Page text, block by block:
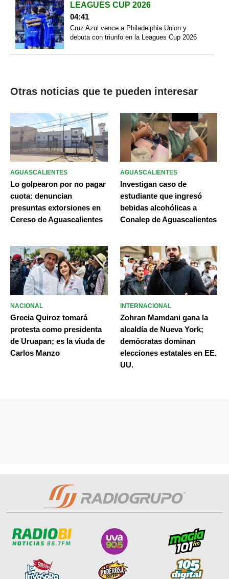
LEAGUES CUP 2026
04:41
Cruz Azul vence a Philadelphia Union y
debuta con triunfo en la Leagues Cup 2026
Otras noticias que te pueden interesar
AGUASCALIENTES
Lo golpearon por no pagar
cuota: denuncian
presuntas extorsiones en
Cereso de Aguascalientes
AGUASCALIENTES
Investigan caso de
estudiante que ingresó
bebidas alcohólicas a
Conalep de Aguascalientes
NACIONAL
Grecia Quiroz tomará
protesta como presidenta
de Uruapan; es la viuda de
Carlos Manzo
INTERNACIONAL
Zohran Mamdani gana la
alcaldía de Nueva York;
demócratas dominan
elecciones estatales en EE.
UU.